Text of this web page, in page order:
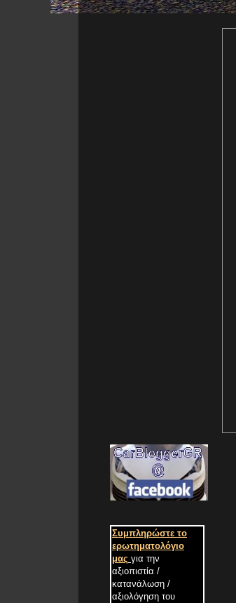
Συμπληρώστε το
ερωτηματολόγιο
μας για την
αξιοπιστία /
κατανάλωση /
αξιολόγηση του